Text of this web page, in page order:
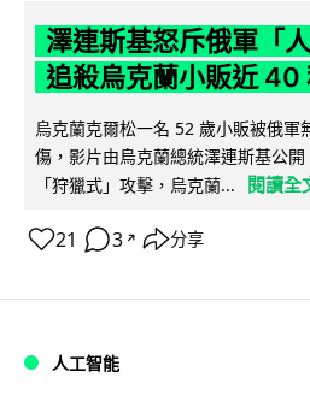
澤連斯基怒斥俄軍「
追殺烏克蘭小販近 40
烏克蘭克爾松一名 52 歲小販被俄軍
傷，影片由烏克蘭總統澤連斯基公
「狩獵式」攻擊，烏克蘭...
閱讀全
21 3 ↗ 分享
人工智能